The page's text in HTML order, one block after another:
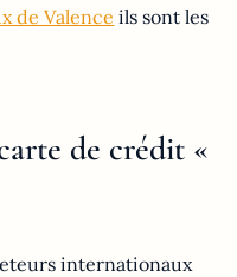
de Valence ils sont les
de crédit «
internationaux